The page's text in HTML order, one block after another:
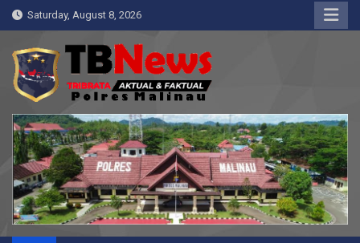
Skip
to
content
Saturday, August 8, 2026
Pelangiresmalinau.com
Beranda Warta Bhayangkara